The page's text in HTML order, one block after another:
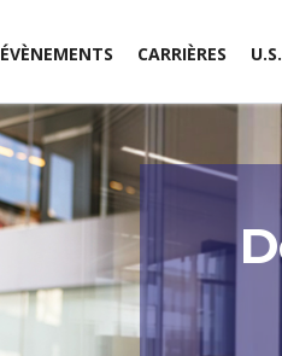
ÉVÈNEMENTS CARRIÈRES